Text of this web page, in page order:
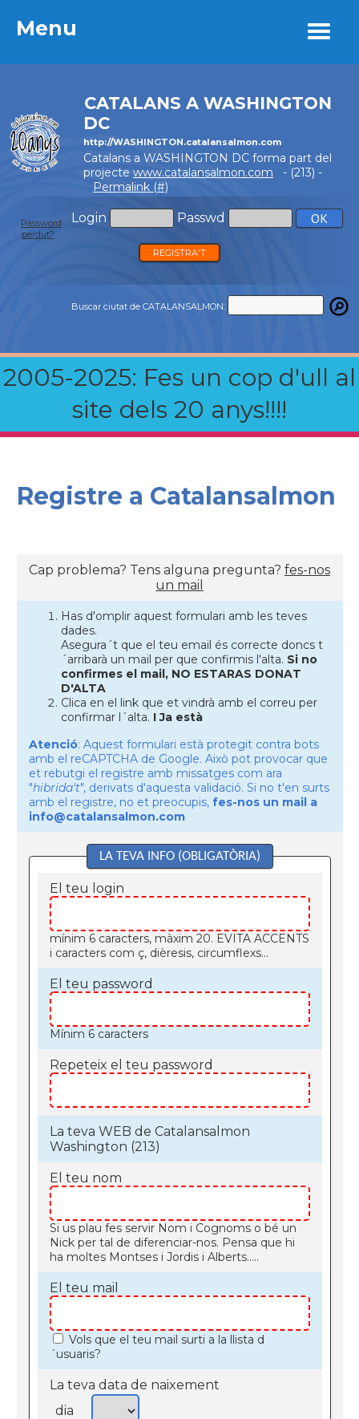
Menu
CATALANS A WASHINGTON
DC
http://WASHINGTON.catalansalmon.com
Catalans a WASHINGTON DC forma part del
projecte www.catalansalmon.com - (213) -
Permalink (#)
Login Passwd
Password
perdut?
REGISTRA'T
Buscar ciutat de CATALANSALMON:
2005-2025: Fes un cop d'ull al
site dels 20 anys!!!!
Menu
Registre a Catalansalmon
Cap problema? Tens alguna pregunta? fes-nos
un mail
Has d'omplir aquest formulari amb les teves
dades.
Asegura´t que el teu email és correcte doncs t
´arribarà un mail per que confirmis l'alta. Si no
confirmes el mail, NO ESTARAS DONAT
D'ALTA
Clica en el link que et vindrà amb el correu per
confirmar l´alta. I Ja està
Atenció: Aquest formulari està protegit contra bots
amb el reCAPTCHA de Google. Això pot provocar que
et rebutgi el registre amb missatges com ara
"hibrida't", derivats d'aquesta validació. Si no t'en surts
amb el registre, no et preocupis, fes-nos un mail a
info@catalansalmon.com
LA TEVA INFO (OBLIGATÒRIA)
El teu login
mínim 6 caracters, màxim 20. EVITA ACCENTS
i caracters com ç, dièresis, circumflexs...
El teu password
Mínim 6 caracters
Repeteix el teu password
La teva WEB de Catalansalmon
Washington (213)
El teu nom
Si us plau fes servir Nom i Cognoms o bé un
Nick per tal de diferenciar-nos. Pensa que hi
ha moltes Montses i Jordis i Alberts.....
El teu mail
Vols que el teu mail surti a la llista d
´usuaris?
La teva data de naixement
dia